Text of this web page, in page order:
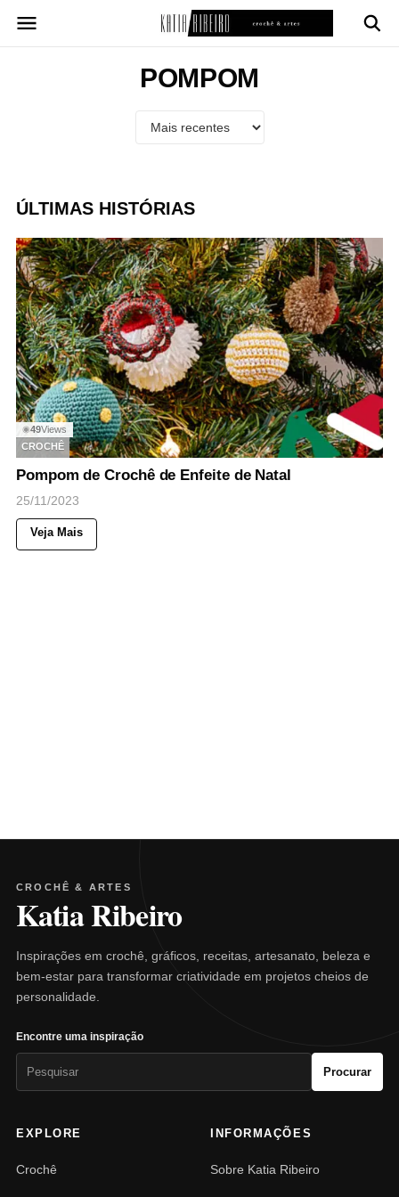
para
POMPOM
ÚLTIMAS HISTÓRIAS
◉49Views
CROCHÊ
Pompom de Crochê de Enfeite de Natal
25/11/2023
Veja Mais
CROCHÊ & ARTES
Katia Ribeiro
Inspirações em crochê, gráficos, receitas, artesanato, beleza e
bem-estar para transformar criatividade em projetos cheios de
personalidade.
Encontre uma inspiração
Procurar
EXPLORE
Crochê
INFORMAÇÕES
Sobre Katia Ribeiro